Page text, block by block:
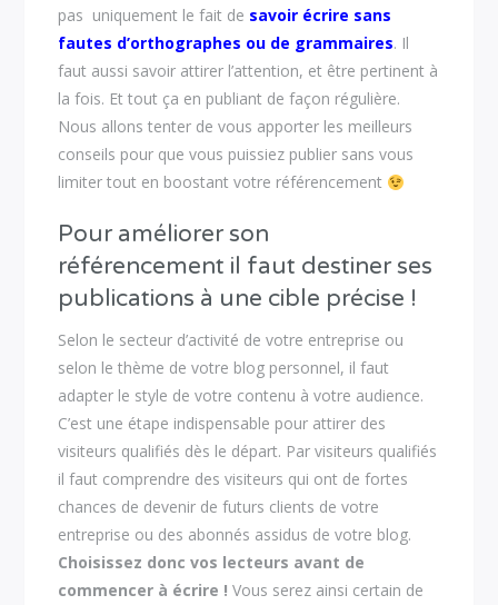
pas uniquement le fait de savoir écrire sans
fautes d’orthographes ou de grammaires. Il
faut aussi savoir attirer l’attention, et être pertinent à
la fois. Et tout ça en publiant de façon régulière.
Nous allons tenter de vous apporter les meilleurs
conseils pour que vous puissiez publier sans vous
limiter tout en boostant votre référencement
Pour améliorer son
référencement il faut destiner ses
publications à une cible précise !
Selon le secteur d’activité de votre entreprise ou
selon le thème de votre blog personnel, il faut
adapter le style de votre contenu à votre audience.
C’est une étape indispensable pour attirer des
visiteurs qualifiés dès le départ. Par visiteurs qualifiés
il faut comprendre des visiteurs qui ont de fortes
chances de devenir de futurs clients de votre
entreprise ou des abonnés assidus de votre blog.
Choisissez donc vos lecteurs avant de
commencer à écrire ! Vous serez ainsi certain de